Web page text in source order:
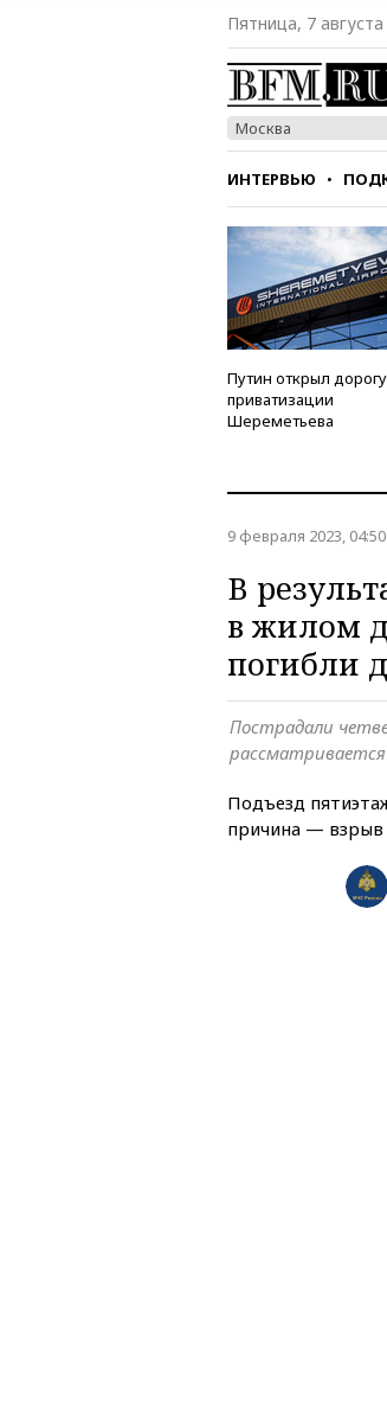
Пятница, 7
Москва
ИНТЕРВЬЮ
СТИЛЬ ТЕСТЫ
Путин открыл
приватизации
Шереметьева
9 февраля 2023, 04:50
В
в жилом
погибли
Пострадали
рассматривается
Подъезд
причина — взрыв